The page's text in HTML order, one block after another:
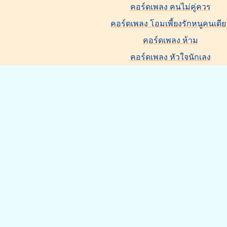
คอร์ดเพลง คนไม่คู่ควร
คอร์ดเพลง โอมเพี้ยงรักหนูคนเดีย
คอร์ดเพลง ห้าม
คอร์ดเพลง หัวใจนักเลง